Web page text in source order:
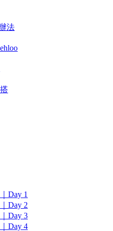
法
Day 1
Day 2
Day 3
Day 4